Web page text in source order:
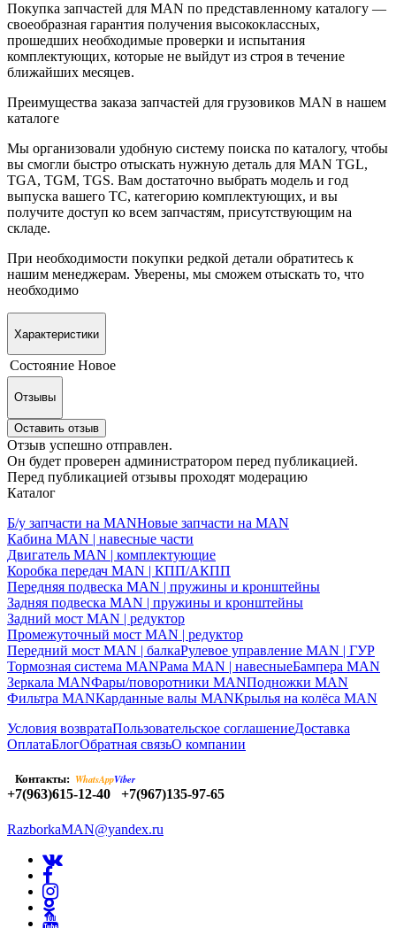
Покупка запчастей для MAN по представленному каталогу —
своеобразная гарантия получения высококлассных,
прошедших необходимые проверки и испытания
комплектующих, которые не выйдут из строя в течение
ближайших месяцев.
Преимущества заказа запчастей для грузовиков MAN в нашем
каталоге
Мы организовали удобную систему поиска по каталогу, чтобы
вы смогли быстро отыскать нужную деталь для MAN TGL,
TGA, TGM, TGS. Вам достаточно выбрать модель и год
выпуска вашего ТС, категорию комплектующих, и вы
получите доступ ко всем запчастям, присутствующим на
складе.
При необходимости покупки редкой детали обратитесь к
нашим менеджерам. Уверены, мы сможем отыскать то, что
необходимо
Характеристики
Состояние Новое
Отзывы
Оставить отзыв
Отзыв успешно отправлен.
Он будет проверен администратором перед публикацией.
Перед публикацией отзывы проходят модерацию
Каталог
Б/у запчасти на MANНовые запчасти на MAN
Кабина MAN | навесные части
Двигатель MAN | комплектующие
Коробка передач MAN | КПП/АКПП
Передняя подвеска MAN | пружины и кронштейны
Задняя подвеска MAN | пружины и кронштейны
Задний мост MAN | редуктор
Промежуточный мост MAN | редуктор
Передний мост MAN | балкаРулевое управление MAN | ГУР
Тормозная система MANРама MAN | навесныеБампера MAN
Зеркала MANФары/поворотники MANПодножки MAN
Фильтра MANКарданные валы MANКрылья на колёса MAN
Условия возвратаПользовательское соглашениеДоставка
ОплатаБлогОбратная связьО компании
Контакты: WhatsAppViber
+7(963)615-12-40 +7(967)135-97-65
RazborkaMAN@yandex.ru